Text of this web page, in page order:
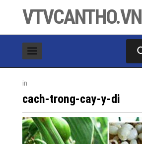
VTVCANTHO.VN
in
cach-trong-cay-y-di